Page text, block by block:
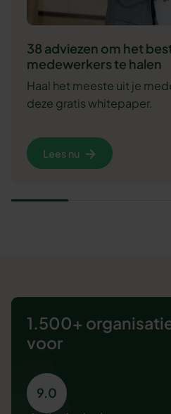
38 adviezen om het
medewerkers te halen
Haal het meeste uit je
deze gratis whitepaper.
Lees nu
1.500+
voor
9.0